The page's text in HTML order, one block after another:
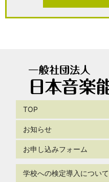
TOP
お知らせ
お申し込みフォーム
学校への検定導入について